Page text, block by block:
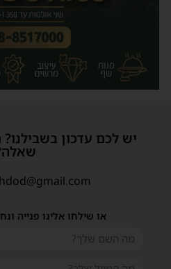
יש לכם עדכון
או שילחו אלינו פנייה